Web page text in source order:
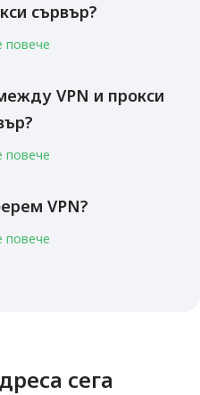
сървър?
повече
VPN и прокси
повече
VPN?
повече
сега